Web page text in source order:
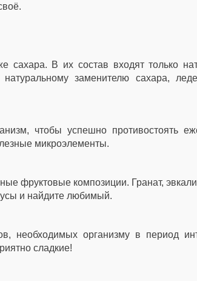
сахара. В их состав входят только
заменителю сахара,
чтобы успешно противостоять
микроэлементы.
фруктовые композиции. Гранат,
и найдите любимый.
необходимых организму в период
сладкие!